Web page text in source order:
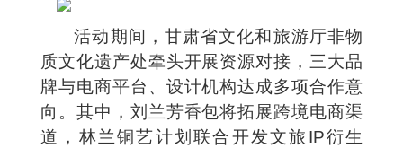
活动期间，甘肃省文化和旅游厅非物
质文化遗产处牵头开展资源对接，三大品
牌与电商平台、设计机构达成多项合作意
向。其中，刘兰芳香包将拓展跨境电商渠
道，林兰铜艺计划联合开发文旅IP衍生